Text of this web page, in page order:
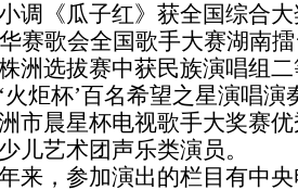
调《瓜子红》获全国综合
赛歌会全国歌手大赛湖南
洲选拔赛中获民族演唱组
火炬杯’百名希望之星演唱演
市晨星杯电视歌手大奖赛
儿艺术团声乐类演员。
，参加演出的栏目有中央